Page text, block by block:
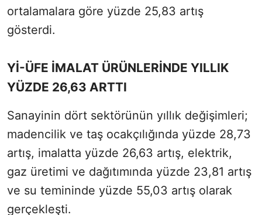
ortalamalara göre yüzde 25,83 artış
gösterdi.
Yİ-ÜFE İMALAT ÜRÜNLERİNDE YILLIK
YÜZDE 26,63 ARTTI
Sanayinin dört sektörünün yıllık değişimleri;
madencilik ve taş ocakçılığında yüzde 28,73
artış, imalatta yüzde 26,63 artış, elektrik,
gaz üretimi ve dağıtımında yüzde 23,81 artış
ve su temininde yüzde 55,03 artış olarak
gerçekleşti.